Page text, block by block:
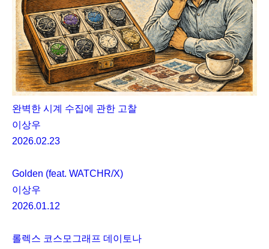
완벽한 시계 수집에 관한 고찰
이상우
2026.02.23
Golden (feat. WATCHR/X)
이상우
2026.01.12
롤렉스 코스모그래프 데이토나